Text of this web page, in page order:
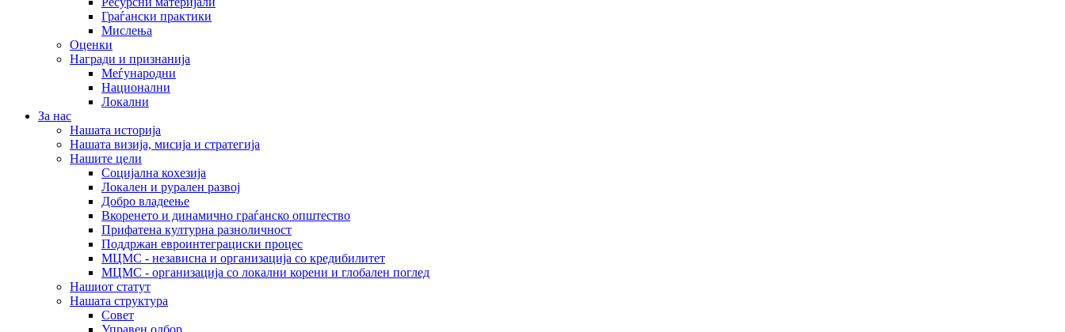
Граѓански практики
Мислења
Оценки
Награди и признанија
Меѓународни
Национални
Локални
За нас
Нашата историја
Нашата визија, мисија и стратегија
Нашите цели
Социјална кохезија
Локален и рурален развој
Добро владеење
Вкоренето и динамично граѓанско општество
Прифатена културна разноличност
Поддржан евроинтеграциски процес
МЦМС - независна и организација со кредибилитет
МЦМС - организација со локални корени и глобален поглед
Нашиот статут
Нашата структура
Совет
Управен одбор